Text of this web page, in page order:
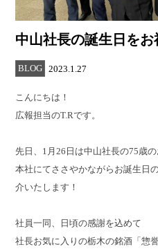
中山社長の誕生日をお
BLOG 2023.1.27
こんにちは！
広報担当のT.Rです。
先日、1月26日は中山社長の75歳の
本社にてささやかながらお誕生日
介いたします！
社員一同、日頃の感謝を込めて
社長お気に入りの栃木の銘酒「惣